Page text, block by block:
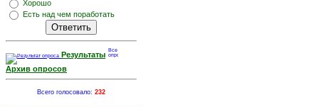
Хорошо
Есть над чем поработать
Результаты
Архив опросов
Всего голосовало: 232